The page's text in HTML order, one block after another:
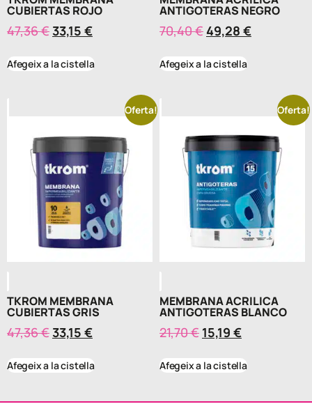
CUBIERTAS ROJO
47,36€ 33,15 €
Afegeix a la cistella
ANTIGOTERAS NEGRO
70,40€ 49,28 €
Afegeix a la cistella
Oferta!
TKROM MEMBRANA
CUBIERTAS GRIS
47,36€ 33,15 €
Afegeix a la cistella
Oferta!
MEMBRANA ACRILICA
ANTIGOTERAS BLANCO
21,70€ 15,19 €
Afegeix a la cistella